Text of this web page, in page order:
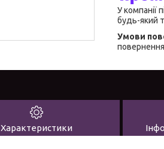
У компанії
будь-який
Характеристики